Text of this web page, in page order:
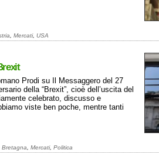
Mercati, USA
Prodi su Il Messaggero del 27
della “Brexit”, cioè dell’uscita del
celebrato, discusso e
viste ben poche, mentre tanti
Bretagna Mercati, Politica